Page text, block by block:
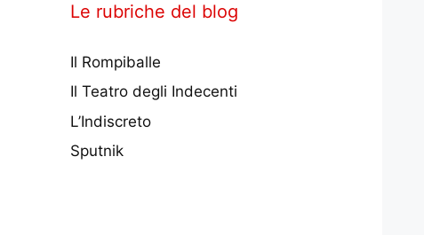
Le rubriche del blog
Il Rompiballe
Il Teatro degli Indecenti
L’Indiscreto
Sputnik